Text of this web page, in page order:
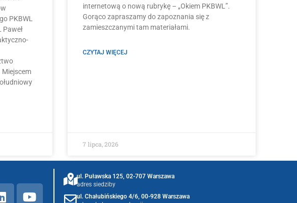
PKBWL
Paweł
Miejscem
internetową o nową rubrykę – „Okiem PKBWL”.
Gorąco zapraszamy do zapoznania się z
zamieszczanymi tam materiałami.
CZYTAJ WIĘCEJ
7 lipca, 2026
ul. Puławska 125, 02-707 Warszawa
adres siedziby
ul. Chałubińskiego 4/6, 00-928 Warszawa